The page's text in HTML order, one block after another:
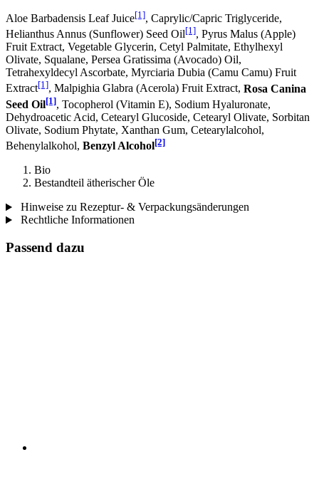
Aloe Barbadensis Leaf Juice[1], Caprylic/Capric Triglyceride,
Helianthus Annus (Sunflower) Seed Oil[1], Pyrus Malus (Apple)
Fruit Extract, Vegetable Glycerin, Cetyl Palmitate, Ethylhexyl
Olivate, Squalane, Persea Gratissima (Avocado) Oil,
Tetrahexyldecyl Ascorbate, Myrciaria Dubia (Camu Camu) Fruit
Extract[1], Malpighia Glabra (Acerola) Fruit Extract, Rosa Canina
Seed Oil[1], Tocopherol (Vitamin E), Sodium Hyaluronate,
Dehydroacetic Acid, Cetearyl Glucoside, Cetearyl Olivate, Sorbitan
Olivate, Sodium Phytate, Xanthan Gum, Cetearylalcohol,
Behenylalkohol, Benzyl Alcohol[2]
Bio
Bestandteil ätherischer Öle
Hinweise zu Rezeptur- & Verpackungsänderungen
Rechtliche Informationen
Passend dazu